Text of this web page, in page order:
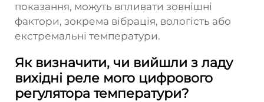
показання, можуть впливати зовнішні
фактори, зокрема вібрація, вологість або
екстремальні температури.
Як визначити, чи вийшли з ладу
вихідні реле мого цифрового
регулятора температури?